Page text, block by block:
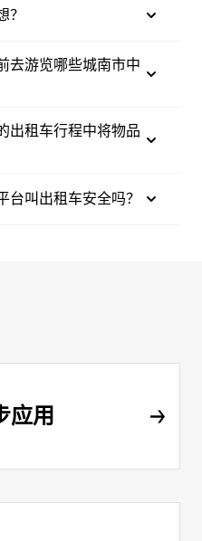
？
去游览哪些城南市中
出租车行程中将物品
台叫出租车安全吗？
应用